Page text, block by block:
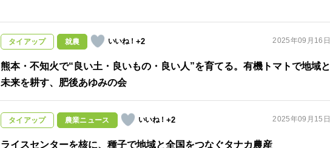
タイアップ 就農 +2 2025年09月16日
熊本・不知火で“良い土・良いもの・良い人”を育てる。有機トマトで地域と
未来を耕す、肥後あゆみの会
タイアップ 農業ニュース +2 2025年09月15日
ライスセンターを核に、種子で地域と全国をつなぐタナカ農産